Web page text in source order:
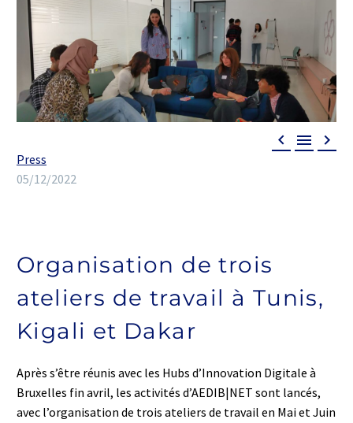
  
Press
05/12/2022
Organisation de trois
ateliers de travail à Tunis,
Kigali et Dakar
Après s’être réunis avec les Hubs d’Innovation Digitale à
Bruxelles fin avril, les activités d’AEDIB|NET sont lancés,
avec l’organisation de trois ateliers de travail en Mai et Juin